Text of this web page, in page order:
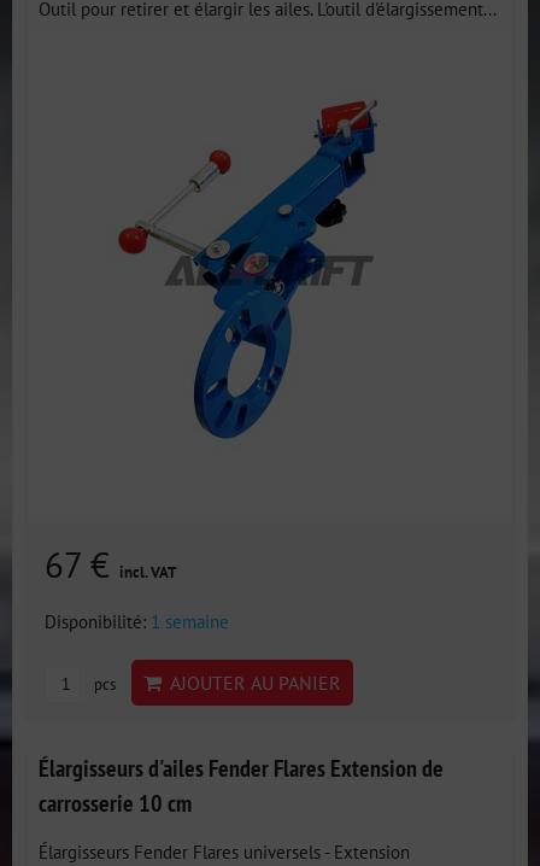
Outil pour retirer et élargir les ailes. L'outil d'élargissement...
67 € incl. VAT
Disponibilité: 1 semaine
pcs AJOUTER AU PANIER
Élargisseurs d'ailes Fender Flares Extension de
carrosserie 10 cm
Élargisseurs Fender Flares universels - Extension